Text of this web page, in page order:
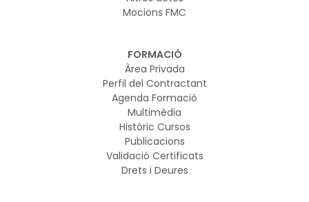
Mocions FMC
FORMACIÓ
Àrea Privada
Perfil del Contractant
Agenda Formació
Multimèdia
Històric Cursos
Publicacions
Validació Certificats
Drets i Deures